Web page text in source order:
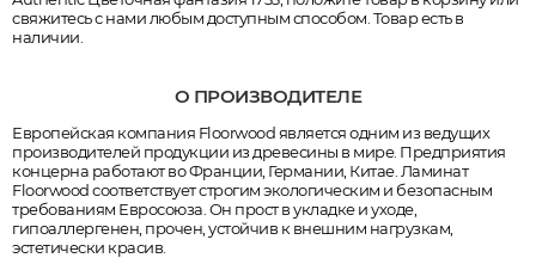
свяжитесь с нами любым доступным способом. Товар есть в
наличии.
О ПРОИЗВОДИТЕЛЕ
Европейская компания Floorwood является одним из ведущих
производителей продукции из древесины в мире. Предприятия
концерна работают во Франции, Германии, Китае. Ламинат
Floorwood соответствует строгим экологическим и безопасным
требованиям Евросоюза. Он прост в укладке и уходе,
гипоаллергенен, прочен, устойчив к внешним нагрузкам,
эстетически красив.